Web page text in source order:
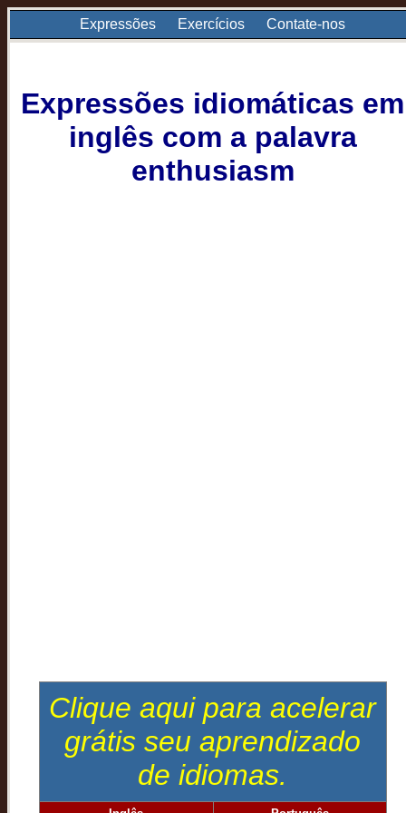
Expressões Exercícios Contate-nos
Expressões idiomáticas em
inglês com a palavra
enthusiasm
Clique aqui para acelerar
grátis seu aprendizado
de idiomas.